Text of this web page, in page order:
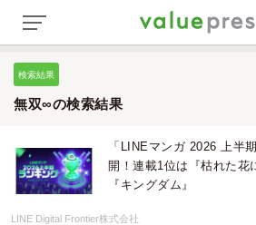
検索結果
無双∞の検索結果
「LINEマンガ 2026 上半
開！連載1位は『枯れた花
『キングダム』
LINE Digital Frontier株式会社